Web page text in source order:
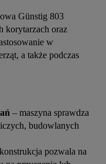
Günstig 803
korytarzach oraz
w
a także podczas
– maszyna sprawdza
budowlanych
pozwala na